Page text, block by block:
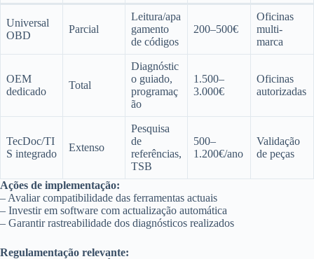
Universal
OBD
Parcial
Leitura/apa
gamento
de códigos
200–500€
Oficinas
multi-
marca
OEM
dedicado
Total
Diagnóstic
o guiado,
programaç
ão
1.500–
3.000€
Oficinas
autorizadas
TecDoc/TI
S integrado
Extenso
Pesquisa
de
referências,
TSB
500–
1.200€/ano
Validação
de peças
Ações de implementação:
– Avaliar compatibilidade das ferramentas actuais
– Investir em software com actualização automática
– Garantir rastreabilidade dos diagnósticos realizados
Regulamentação relevante: